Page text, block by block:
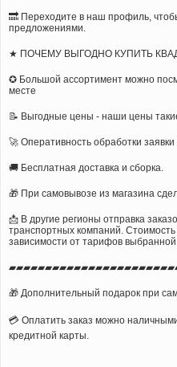
🔜 Переходите в наш профиль,
предложениями.
★ ПОЧЕМУ ВЫГОДНО КУПИТЬ
✪ Большой ассортимент можно
месте
📝 Выгодные цены - наши цены
🚀 Оперативность обработки
🚚 Бесплатная доставка и сборка.
🎁 При самовывозе из магазина
📩 В другие регионы отправка
транспортных компаний. Стоимость
зависимости от тарифов
🎁 Дополнительный подарок при
💳 Оплатить заказ можно
кредитной карты.